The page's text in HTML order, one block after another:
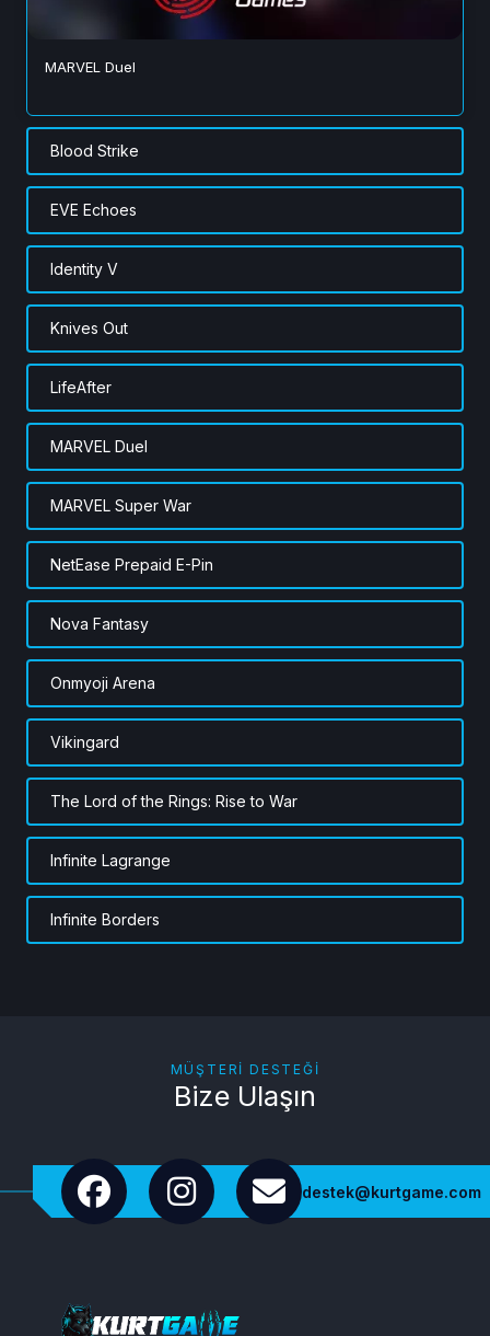
MARVEL Duel
Blood Strike
EVE Echoes
Identity V
Knives Out
LifeAfter
MARVEL Duel
MARVEL Super War
NetEase Prepaid E-Pin
Nova Fantasy
Onmyoji Arena
Vikingard
The Lord of the Rings: Rise to War
Infinite Lagrange
Infinite Borders
MÜŞTERI DESTEĞI
Bize Ulaşın
destek@kurtgame.com